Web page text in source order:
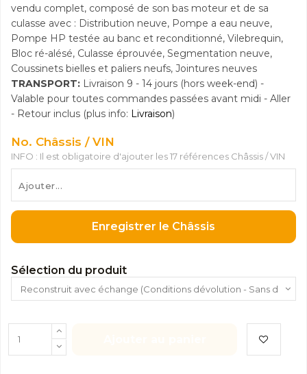
vendu complet, composé de son bas moteur et de sa
culasse avec : Distribution neuve, Pompe a eau neuve,
Pompe HP testée au banc et reconditionné, Vilebrequin,
Bloc ré-alésé, Culasse éprouvée, Segmentation neuve,
Coussinets bielles et paliers neufs, Jointures neuves
TRANSPORT: Livraison 9 - 14 jours (hors week-end) -
Valable pour toutes commandes passées avant midi - Aller
- Retour inclus (plus info: Livraison)
No. Châssis / VIN
INFO : Il est obligatoire d'ajouter les 17 références Châssis / VIN
Enregistrer le Châssis
Sélection du produit